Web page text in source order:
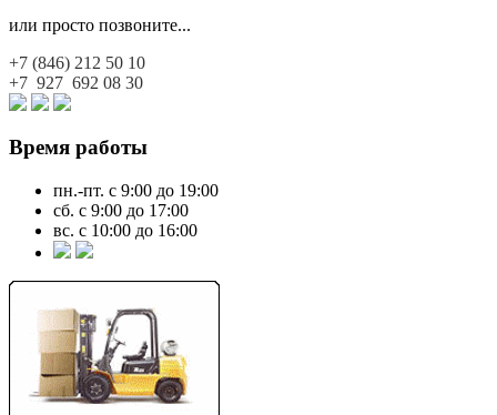
или просто позвоните...
+7 (846) 212 50 10
+7 927 692 08 30
Время работы
пн.-пт. с 9:00 до 19:00
сб. с 9:00 до 17:00
вс. с 10:00 до 16:00